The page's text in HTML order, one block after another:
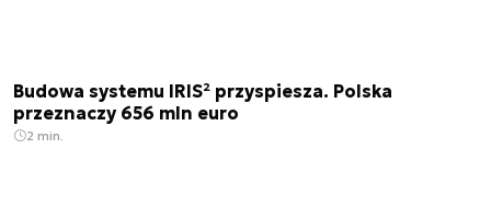
Budowa systemu IRIS² przyspiesza. Polska
przeznaczy 656 mln euro
2 min.